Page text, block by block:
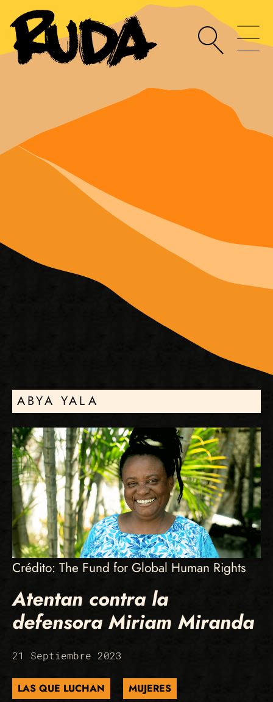
ABYA YALA
Crédito: The Fund for Global Human Rights
Atentan contra la
defensora Miriam Miranda
21 Septiembre 2023
LAS QUE LUCHAN MUJERES